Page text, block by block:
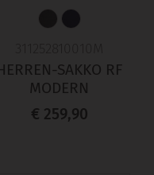
SAKKO RF
MODERN
€ 259,90